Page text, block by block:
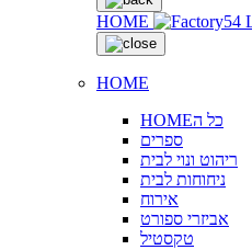
HOME
HOME
HOMEכל ה
ספרים
ריהוט ונוי לבית
ניחוחות לבית
אירוח
אביזרי ספורט
טקסטיל